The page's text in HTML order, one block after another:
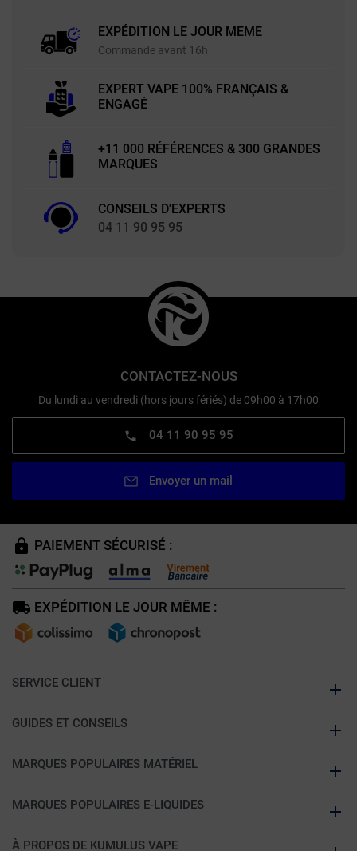
EXPÉDITION LE JOUR MÊME
Commande avant 16h
EXPERT VAPE 100% FRANÇAIS &
ENGAGÉ
+11 000 RÉFÉRENCES & 300 GRANDES
MARQUES
CONSEILS D'EXPERTS
04 11 90 95 95
CONTACTEZ-NOUS
Du lundi au vendredi (hors jours fériés) de 09h00 à 17h00
04 11 90 95 95
Envoyer un mail
PAIEMENT SÉCURISÉ :
EXPÉDITION LE JOUR MÊME :
SERVICE CLIENT
GUIDES ET CONSEILS
MARQUES POPULAIRES MATÉRIEL
MARQUES POPULAIRES E-LIQUIDES
À PROPOS DE KUMULUS VAPE